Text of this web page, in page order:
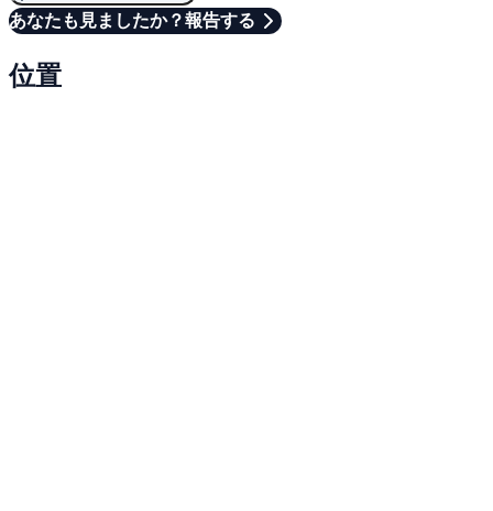
あなたも見ましたか？報告する
位置